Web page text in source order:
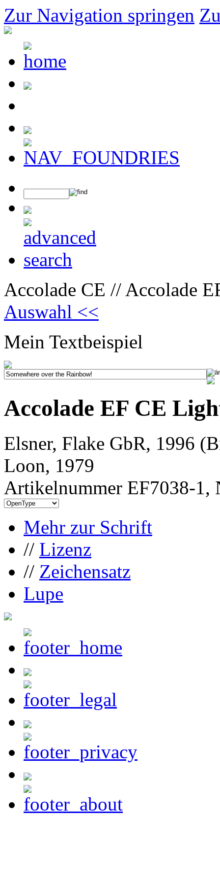
Zur Navigation springen
Accolade CE // Accolade
Auswahl <<
Mein Textbeispiel
Accolade EF CE
Elsner, Flake GbR, 1996
Loon, 1979
Artikelnummer EF7038-1,
Mehr zur Schrift
// Lizenz
// Zeichensatz
Lupe